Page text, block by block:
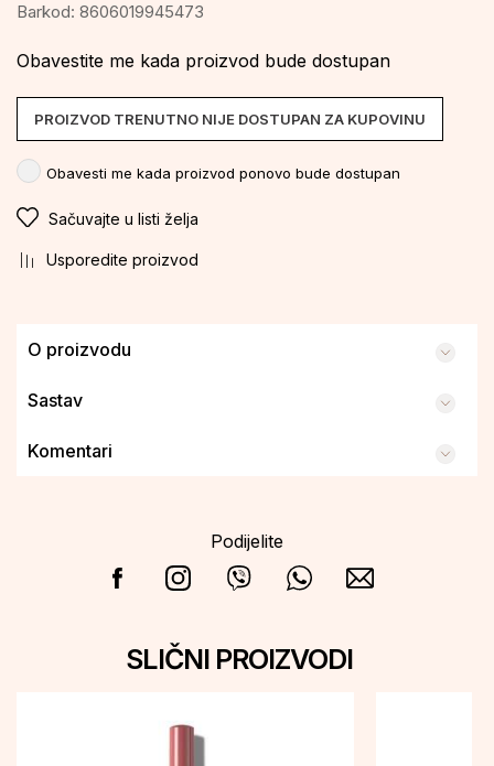
Barkod: 8606019945473
Obavestite me kada proizvod bude dostupan
PROIZVOD TRENUTNO NIJE DOSTUPAN ZA KUPOVINU
Obavesti me kada proizvod ponovo bude dostupan
Sačuvajte u listi želja
Usporedite proizvod
O proizvodu
Sastav
Komentari
Podijelite
SLIČNI PROIZVODI